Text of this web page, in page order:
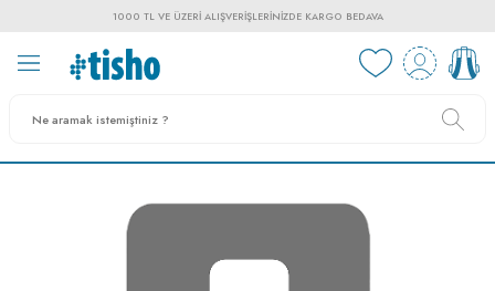
1000 TL VE ÜZERI ALIŞVERIŞLERINIZDE KARGO BEDAVA